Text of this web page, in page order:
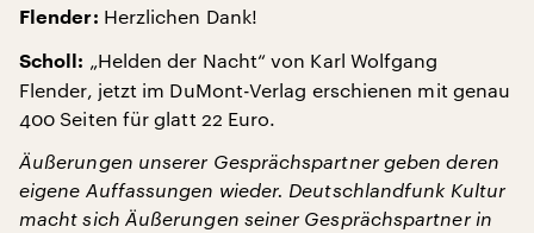
Flender: Herzlichen Dank!
Scholl: „Helden der Nacht“ von Karl Wolfgang
Flender, jetzt im DuMont-Verlag erschienen mit genau
400 Seiten für glatt 22 Euro.
Äußerungen unserer Gesprächspartner geben deren
eigene Auffassungen wieder. Deutschlandfunk Kultur
macht sich Äußerungen seiner Gesprächspartner in